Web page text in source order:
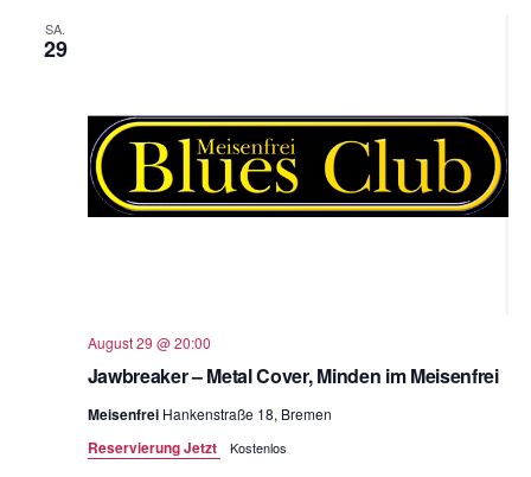
SA.
29
Jawbreaker – Metal Cover, Minden im Meisenfrei
August 29 @ 20:00
Meisenfrei Hankenstraße 18, Bremen
Reservierung Jetzt Kostenlos